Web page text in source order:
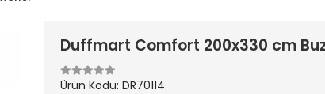
Duffmart Comfort 200x330 cm
Ürün Kodu: DR70114